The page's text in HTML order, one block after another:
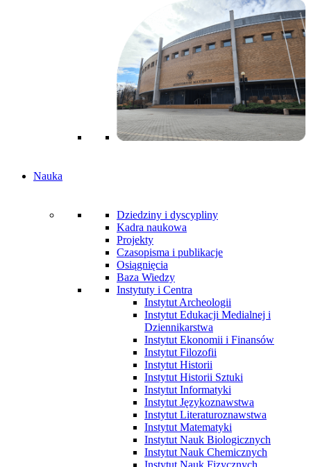
Nauka
Dziedziny i dyscypliny
Kadra naukowa
Projekty
Czasopisma i publikacje
Osiągnięcia
Baza Wiedzy
Instytuty i Centra
Instytut Archeologii
Instytut Edukacji Medialnej i
Dziennikarstwa
Instytut Ekonomii i Finansów
Instytut Filozofii
Instytut Historii
Instytut Historii Sztuki
Instytut Informatyki
Instytut Językoznawstwa
Instytut Literaturoznawstwa
Instytut Matematyki
Instytut Nauk Biologicznych
Instytut Nauk Chemicznych